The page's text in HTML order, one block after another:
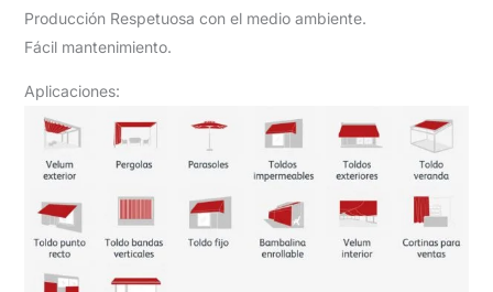
Producción Respetuosa con el medio ambiente.
Fácil mantenimiento.
Aplicaciones: